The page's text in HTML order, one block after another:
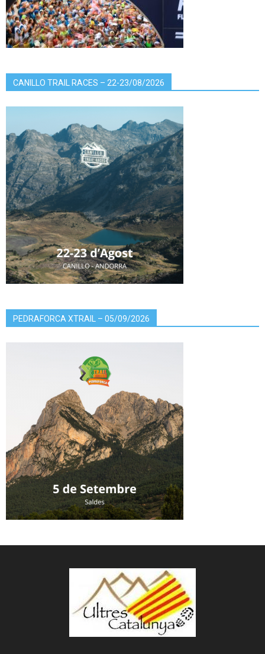
CANILLO TRAIL RACES – 22-23/08/2026
PEDRAFORCA XTRAIL – 05/09/2026